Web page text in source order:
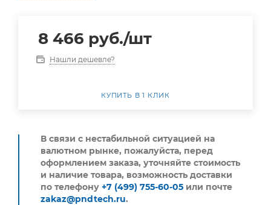
8 466 руб./шт
Нашли дешевле?
КУПИТЬ В 1 КЛИК
В связи с нестабильной ситуацией на
валютном рынке, пожалуйста, перед
оформлением заказа, уточняйте стоимость
и наличие товара, возможность доставки
по телефону +7 (499) 755-60-05 или почте
zakaz@pndtech.ru.